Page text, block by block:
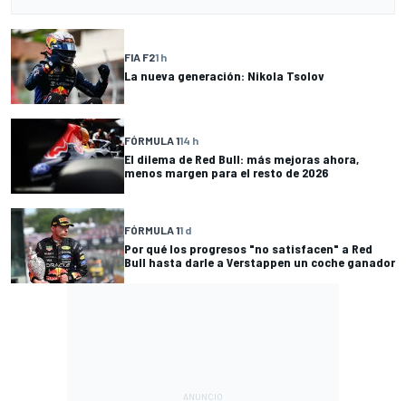
FIA F21 h
La nueva generación: Nikola Tsolov
FÓRMULA 114 h
El dilema de Red Bull: más mejoras ahora,
menos margen para el resto de 2026
FÓRMULA 11 d
Por qué los progresos "no satisfacen" a Red
Bull hasta darle a Verstappen un coche ganador